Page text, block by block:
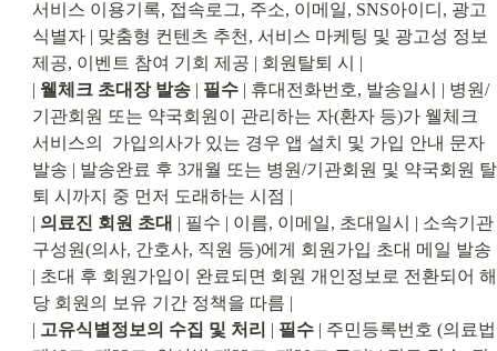
서비스 이용기록, 접속로그, 주소, 이메일, SNS아이디, 광고
식별자 | 맞춤형 컨텐츠 추천, 서비스 마케팅 및 광고성 정보
제공, 이벤트 참여 기회 제공 | 회원탈퇴 시 |
| 웰체크 초대장 발송 | 필수 | 휴대전화번호, 발송일시 | 병원/
기관회원 또는 약국회원이 관리하는 자(환자 등)가 웰체크
서비스의  가입의사가 있는 경우 앱 설치 및 가입 안내 문자
발송 | 발송완료 후 3개월 또는 병원/기관회원 및 약국회원 탈
퇴 시까지 중 먼저 도래하는 시점 |
| 의료진 회원 초대 | 필수 | 이름, 이메일, 초대일시 | 소속기관
구성원(의사, 간호사, 직원 등)에게 회원가입 초대 메일 발송
| 초대 후 회원가입이 완료되면 회원 개인정보로 전환되어 해
당 회원의 보유 기간 정책을 따름 |
| 고유식별정보의 수집 및 처리 | 필수 | 주민등록번호 (의료법